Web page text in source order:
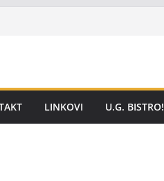
LINKOVI U.G. BISTRO!